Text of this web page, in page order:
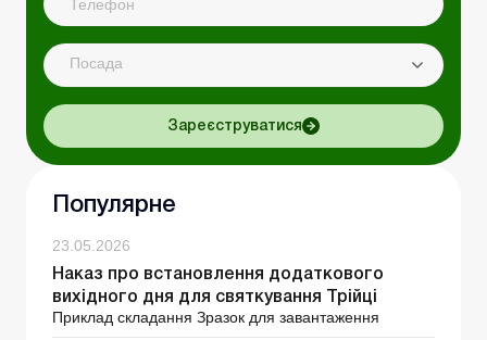
Посада
Зареєструватися
Популярне
23.05.2026
Наказ про встановлення додаткового
вихідного дня для святкування Трійці
Приклад складання Зразок для завантаження